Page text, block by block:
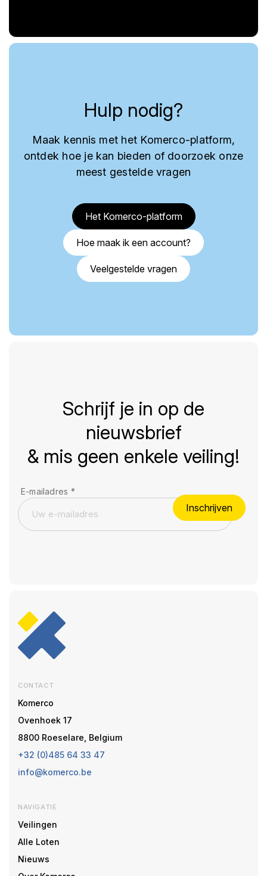
Hulp nodig?
Maak kennis met het Komerco-platform,
ontdek hoe je kan bieden of doorzoek onze
meest gestelde vragen
Het Komerco-platform
Hoe maak ik een account?
Veelgestelde vragen
Schrijf je in op de
nieuwsbrief
& mis geen enkele veiling!
E-mailadres *
Inschrijven
CONTACT
Komerco
Ovenhoek 17
8800 Roeselare, Belgium
+32 (0)485 64 33 47
info@komerco.be
NAVIGATIE
Veilingen
Alle Loten
Nieuws